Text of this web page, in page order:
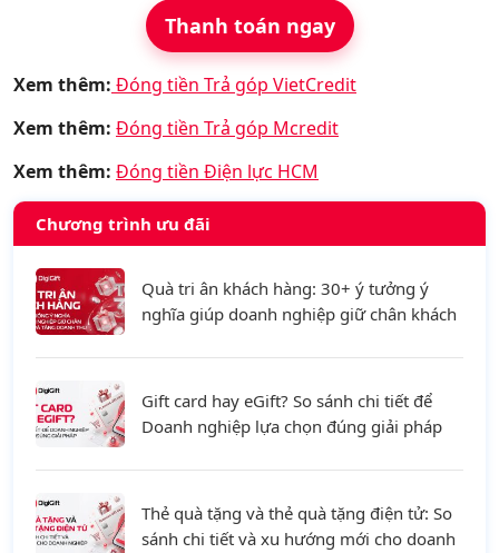
Thanh toán ngay
Xem thêm: Đóng tiền Trả góp VietCredit
Xem thêm: Đóng tiền Trả góp Mcredit
Xem thêm: Đóng tiền Điện lực HCM
Chương trình ưu đãi
Quà tri ân khách hàng: 30+ ý tưởng ý
nghĩa giúp doanh nghiệp giữ chân khách
Gift card hay eGift? So sánh chi tiết để
Doanh nghiệp lựa chọn đúng giải pháp
Thẻ quà tặng và thẻ quà tặng điện tử: So
sánh chi tiết và xu hướng mới cho doanh